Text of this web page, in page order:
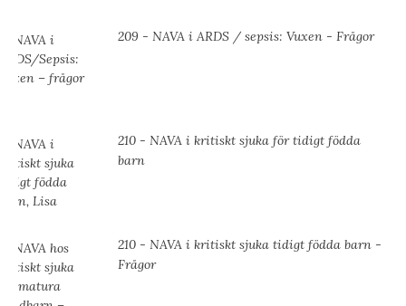
209 - NAVA i ARDS / sepsis: Vuxen - Frågor
210 - NAVA i kritiskt sjuka för tidigt födda
barn
210 - NAVA i kritiskt sjuka tidigt födda barn -
Frågor